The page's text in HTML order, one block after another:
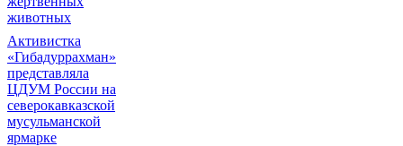
животных
Активистка
«Гибадуррахман»
представляла
ЦДУМ России на
северокавказской
мусульманской
ярмарке